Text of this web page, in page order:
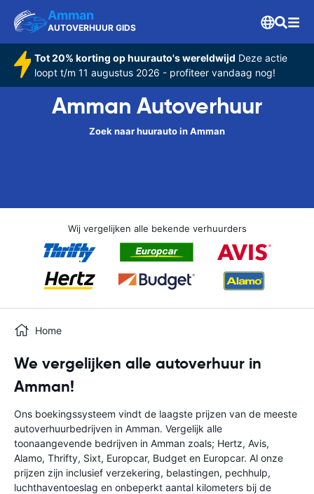
Amman
AUTOVERHUUR GIDS
Tot 20% korting op huurauto's wereldwijd Deze actie
loopt t/m 11 augustus 2026 - profiteer vandaag nog!
Amman Autoverhuur
Zoek naar huurauto in Amman
Wij vergelijken alle bekende verhuurders
Home
We vergelijken alle autoverhuur in
Amman!
Ons boekingssysteem vindt de laagste prijzen van de meeste
autoverhuurbedrijven in Amman. Vergelijk alle
toonaangevende bedrijven in Amman zoals; Hertz, Avis,
Alamo, Thrifty, Sixt, Europcar, Budget en Europcar. Al onze
prijzen zijn inclusief verzekering, belastingen, pechhulp,
luchthaventoeslag en onbeperkt aantal kilometers bij de